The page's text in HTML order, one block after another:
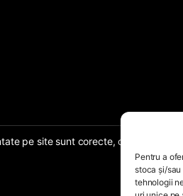
Pentru a
stoca și/
tehnologii
pe site sunt corecte, complete,